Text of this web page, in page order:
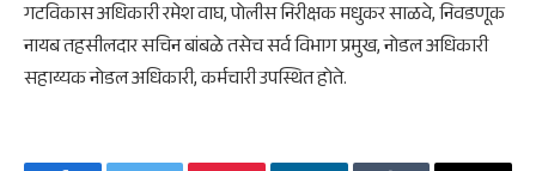
गटविकास अधिकारी रमेश वाघ, पोलीस निरीक्षक मधुकर साळवे, निवडणूक
नायब तहसीलदार सचिन बांबळे तसेच सर्व विभाग प्रमुख, नोडल अधिकारी
सहाय्यक नोडल अधिकारी, कर्मचारी उपस्थित होते.